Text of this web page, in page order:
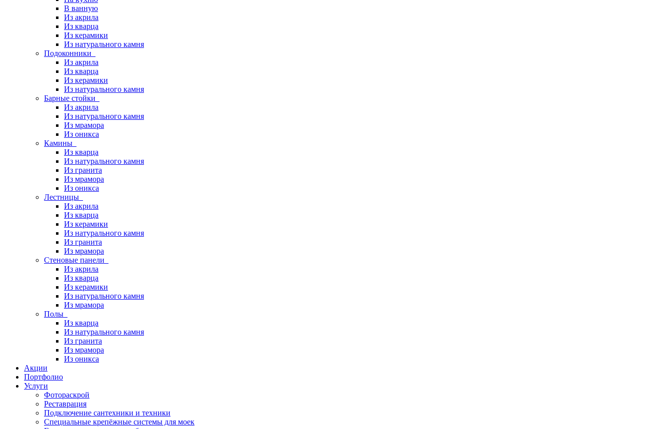
В ванную
Из акрила
Из кварца
Из керамики
Из натурального камня
Подоконники
Из акрила
Из кварца
Из керамики
Из натурального камня
Барные стойки
Из акрила
Из натурального камня
Из мрамора
Из оникса
Камины
Из кварца
Из натурального камня
Из гранита
Из мрамора
Из оникса
Лестницы
Из акрила
Из кварца
Из керамики
Из натурального камня
Из гранита
Из мрамора
Стеновые панели
Из акрила
Из кварца
Из керамики
Из натурального камня
Из мрамора
Полы
Из кварца
Из натурального камня
Из гранита
Из мрамора
Из оникса
Акции
Портфолио
Услуги
Фотораскрой
Реставрация
Подключение сантехники и техники
Специальные крепёжные системы для моек